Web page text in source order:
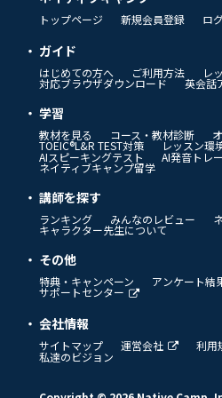
トップページ 新規会員登録 ロ
ガイド
はじめての方へ ご利用方法 レ
対応ブラウザダウンロード 英会話
学習
教材を見る コース・教材診断
TOEIC®L&R TEST対策 レッスン環
AIスピーキングテスト
AI発音トレ
ネイティブキャンプ留学
講師を探す
ランキング みんなのレビュー
キャラクター先生について
その他
特典・キャンペーン アンケート結
サポートセンター
会社情報
サイトマップ 運営会社 利用
私達のビジョン